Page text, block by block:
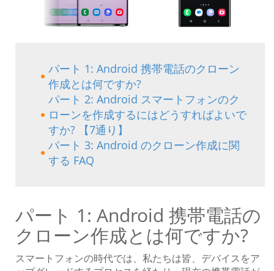
パート 1: Android 携帯電話のクローン
作成とは何ですか?
パート 2: Android スマートフォンのク
ローンを作成するにはどうすればよいで
すか? 【7通り】
パート 3: Android のクローン作成に関
する FAQ
パート 1: Android 携帯電話の
クローン作成とは何ですか?
スマートフォンの時代では、私たちは皆、デバイスをア